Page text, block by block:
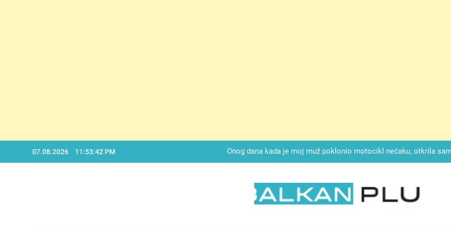
07.08.2026 11:53:43 PM
Onog dana kada je moj muž poklonio motocikl nećaku, otkrila
SAM ČAŠU: BIO JE SIN ŽENE ZA KOJU SU
Dok mi je svekrva čupala infuziju i šaptala da umrem kako bi se
nije znala da je ispod zavoja ostao gumb koji je snimao svaku